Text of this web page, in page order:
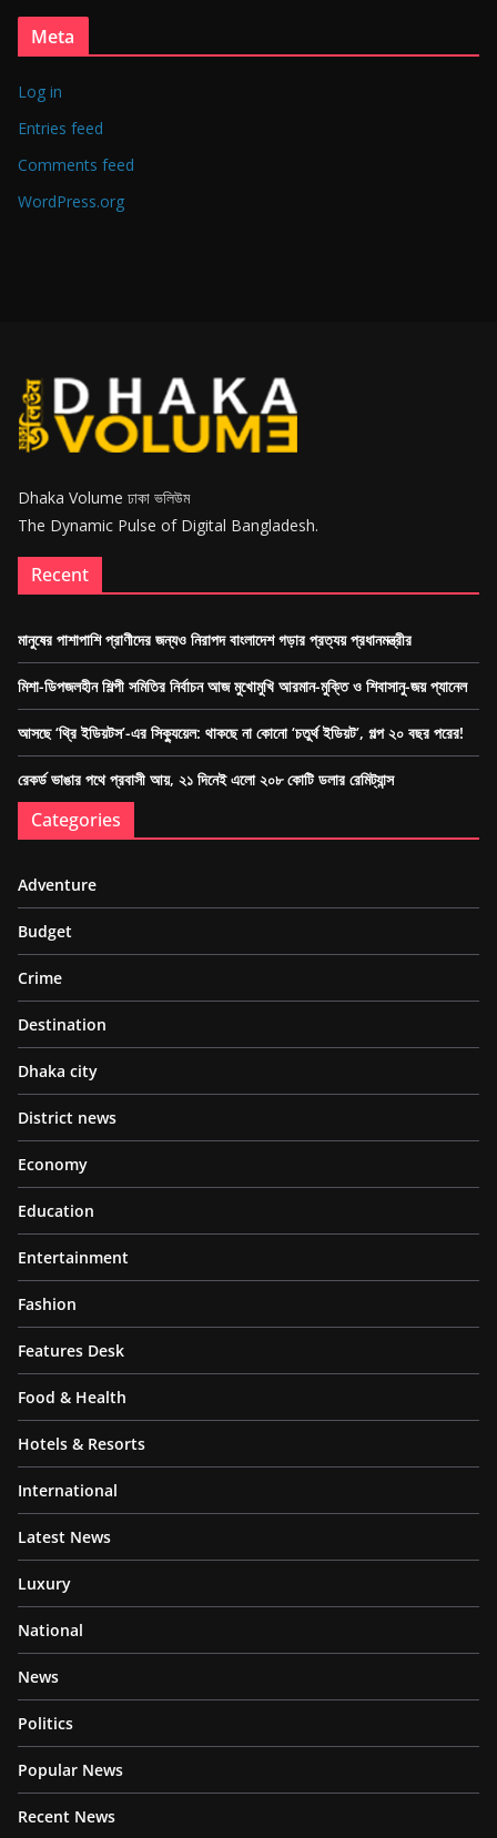
Meta
Log in
Entries feed
Comments feed
WordPress.org
Dhaka Volume ঢাকা ভলিউম
The Dynamic Pulse of Digital Bangladesh.
Recent
মানুষের পাশাপাশি প্রাণীদের জন্যও নিরাপদ বাংলাদেশ গড়ার প্রত্যয় প্রধানমন্ত্রীর
মিশা-ডিপজলহীন শিল্পী সমিতির নির্বাচন আজ মুখোমুখি আরমান-মুক্তি ও শিবাসানু-জয় প্যানেল
আসছে ‘থ্রি ইডিয়টস’-এর সিক্যুয়েল: থাকছে না কোনো ‘চতুর্থ ইডিয়ট’, গল্প ২০ বছর পরের!
রেকর্ড ভাঙার পথে প্রবাসী আয়, ২১ দিনেই এলো ২০৮ কোটি ডলার রেমিট্যান্স
Categories
Adventure
Budget
Crime
Destination
Dhaka city
District news
Economy
Education
Entertainment
Fashion
Features Desk
Food & Health
Hotels & Resorts
International
Latest News
Luxury
National
News
Politics
Popular News
Recent News